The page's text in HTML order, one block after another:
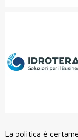
La politica è